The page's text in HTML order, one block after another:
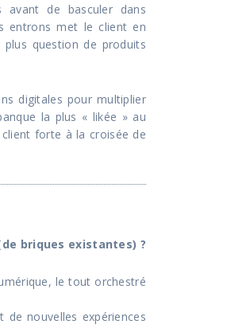
avant de basculer dans
entrons met le client en
question de produits
digitales pour multiplier
la plus « likée » au
forte à la croisée de
briques existantes) ?
le tout orchestré
nouvelles expériences